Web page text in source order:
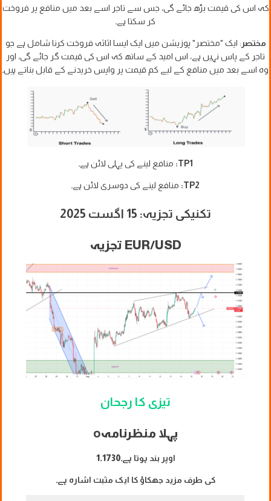
کہ اس کی قیمت بڑھ جائے گی، جس سے تاجر اسے بعد میں منافع پر فروخت
کر سکتا ہے۔
مختصر : ایک "مختصر" پوزیشن میں ایک ایسا اثاثہ فروخت کرنا شامل ہے جو
تاجر کے پاس نہیں ہے، اس امید کے ساتھ کہ اس کی قیمت گر جائے گی، اور
وہ اسے بعد میں منافع کے لیے کم قیمت پر واپس خریدنے کے قابل بناتے ہیں۔
TP1: منافع لینے کی پہلی لائن ہے۔
TP2: منافع لینے کی دوسری لائن ہے۔
تکنیکی تجزیہ: 15 اگست 2025
EUR/USD تجزیہ
تیزی کا رجحان
پہلا منظرنامہo
اوپر بند ہوتا ہے۔1.1730
کی طرف مزید جھکاؤ کا ایک مثبت اشارہ ہے۔